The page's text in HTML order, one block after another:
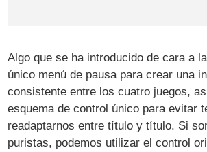
Algo que se ha introducido de cara a
único menú de pausa para crear una
consistente entre los cuatro juegos,
esquema de control único para evitar
readaptarnos entre título y título. Si
puristas, podemos utilizar el control